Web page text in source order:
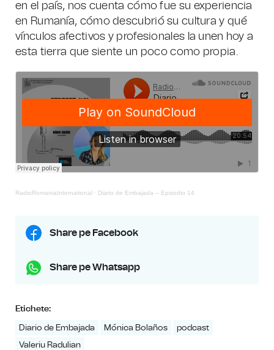
en el país, nos cuenta cómo fue su experiencia
en Rumanía, cómo descubrió su cultura y qué
vínculos afectivos y profesionales la unen hoy a
esta tierra que siente un poco como propia.
RadioRomaniaInternational · Diario de Embajada – Episodio 14
Share pe Facebook
Share pe Whatsapp
Etichete:
Diario de Embajada Mónica Bolaños
podcast
Valeriu Radulian